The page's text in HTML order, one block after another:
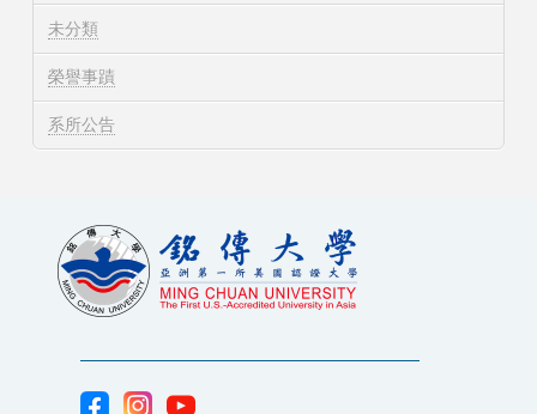
未分類
榮譽事蹟
系所公告